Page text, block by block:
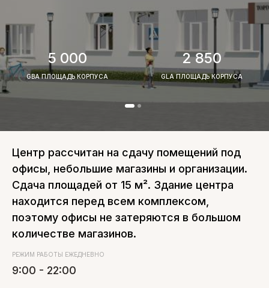
Свободные помещения
Презентация ТК Галерея
Развитие инфраструктуры вокруг ТК
Транспортная доступность
АДРЕС
г. Кострома, ул. Ткачей, д. 7, +7 (4942) 46-76-26
ГМ Адмирал с 9:00 до 22:00
Торговые аллеи с 10:00 до 21:00
5 000
GBA ПЛОЩАДЬ КОРПУСА
2 850
GLA ПЛОЩАДЬ КОРПУСА
Центр рассчитан на сдачу помещений под
офисы, небольшие магазины и организации.
Сдача площадей от 15 м². Здание центра
находится перед всем комплексом,
поэтому офисы не затеряются в большом
количестве магазинов.
РЕЖИМ РАБОТЫ ЕЖЕДНЕВНО
9:00 - 22:00